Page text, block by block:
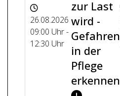
26.08.2026
09:00 Uhr -
12:30 Uhr
zur Last
wird -
Gefahren
in der
Pflege
erkennen